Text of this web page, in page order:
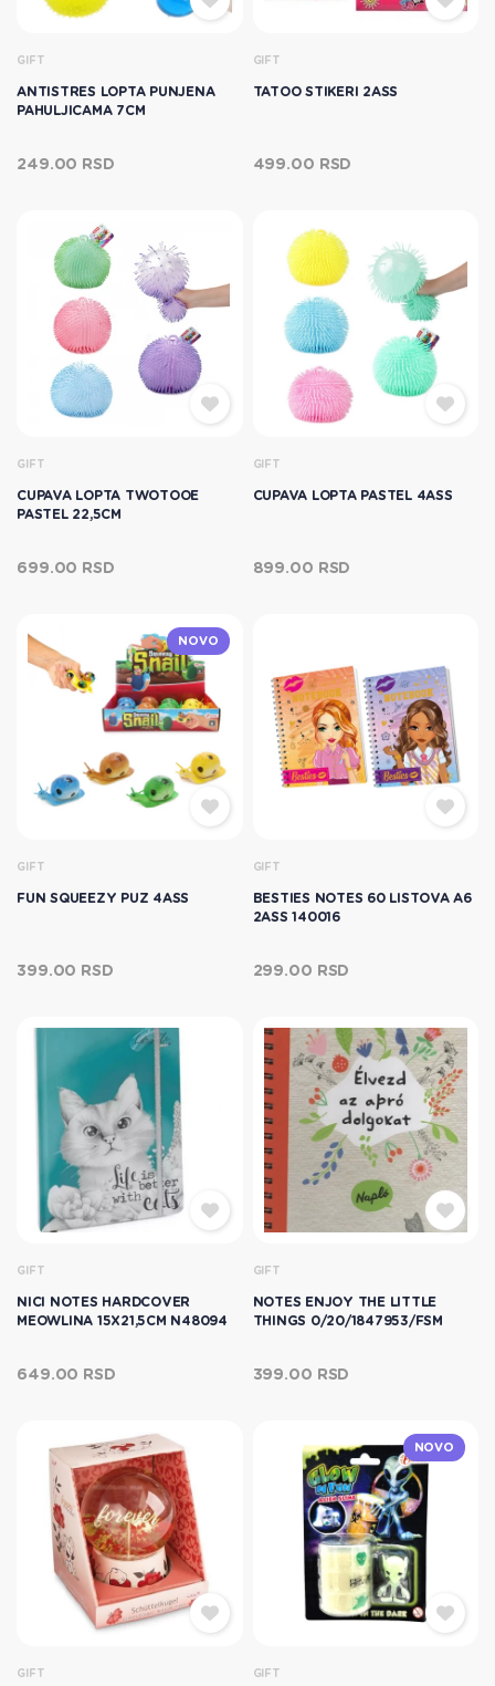
GIFT
ANTISTRES LOPTA PUNJENA
PAHULJICAMA 7CM
249.00 RSD
GIFT
TATOO STIKERI 2ASS
499.00 RSD
GIFT
CUPAVA LOPTA TWOTOOE
PASTEL 22,5CM
699.00 RSD
GIFT
CUPAVA LOPTA PASTEL 4ASS
899.00 RSD
NOVO
GIFT
FUN SQUEEZY PUZ 4ASS
399.00 RSD
GIFT
BESTIES NOTES 60 LISTOVA A6
2ASS 140016
299.00 RSD
GIFT
NICI NOTES HARDCOVER
MEOWLINA 15X21,5CM N48094
649.00 RSD
GIFT
NOTES ENJOY THE LITTLE
THINGS 0/20/1847953/FSM
399.00 RSD
GIFT
NOVO
GIFT